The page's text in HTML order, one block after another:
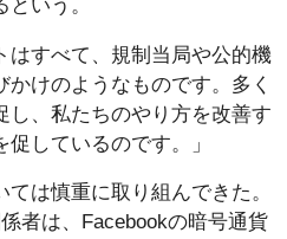
いう。
はすべて、規制当局や公的機
けのようなものです。多く
し、私たちのやり方を改善す
しているのです。」
は慎重に取り組んできた。
者は、Facebookの暗号通貨